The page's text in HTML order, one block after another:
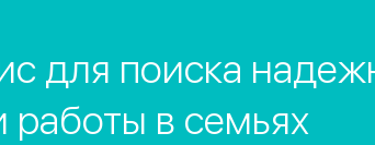
для поиска
работы в семьях